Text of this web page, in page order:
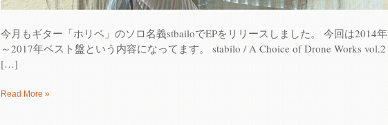
今月もギター「ホリベ」のソロ名義stbailoでEPをリリースしました。 今回は2014年
～2017年ベスト盤という内容になってます。 stabilo / A Choice of Drone Works vol​.​2
[…]
Read More »